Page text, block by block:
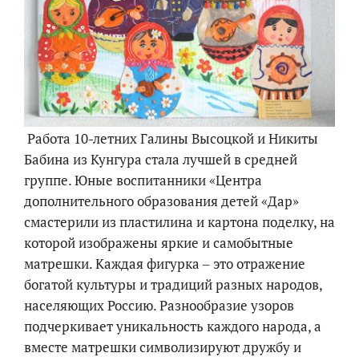
Работа 10-летних Галины Высоцкой и Никиты
Бабина из Кунгура стала лучшей в средней
группе. Юные воспитанники «Центра
дополнительного образования детей «Дар»
смастерили из пластилина и картона поделку, на
которой изображены яркие и самобытные
матрешки. Каждая фигурка ‒ это отражение
богатой культуры и традиций разных народов,
населяющих Россию. Разнообразие узоров
подчеркивает уникальность каждого народа, а
вместе матрешки символизируют дружбу и